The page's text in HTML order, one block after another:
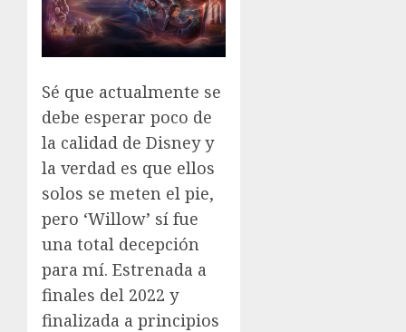
Sé que actualmente se
debe esperar poco de
la calidad de Disney y
la verdad es que ellos
solos se meten el pie,
pero ‘Willow’ sí fue
una total decepción
para mí. Estrenada a
finales del 2022 y
finalizada a principios